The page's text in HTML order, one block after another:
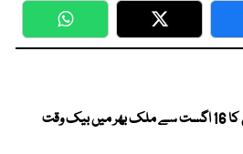
WhatsApp Twitter
جماعت اسلامی کا 16 اگست سے ملک بھر میں بیک وقت